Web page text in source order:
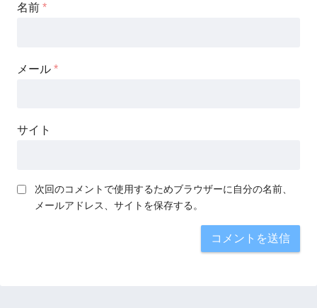
名前 *
メール *
サイト
次回のコメントで使用するためブラウザーに自分の名前、
メールアドレス、サイトを保存する。